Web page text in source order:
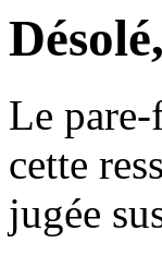
Le
cette
jugée